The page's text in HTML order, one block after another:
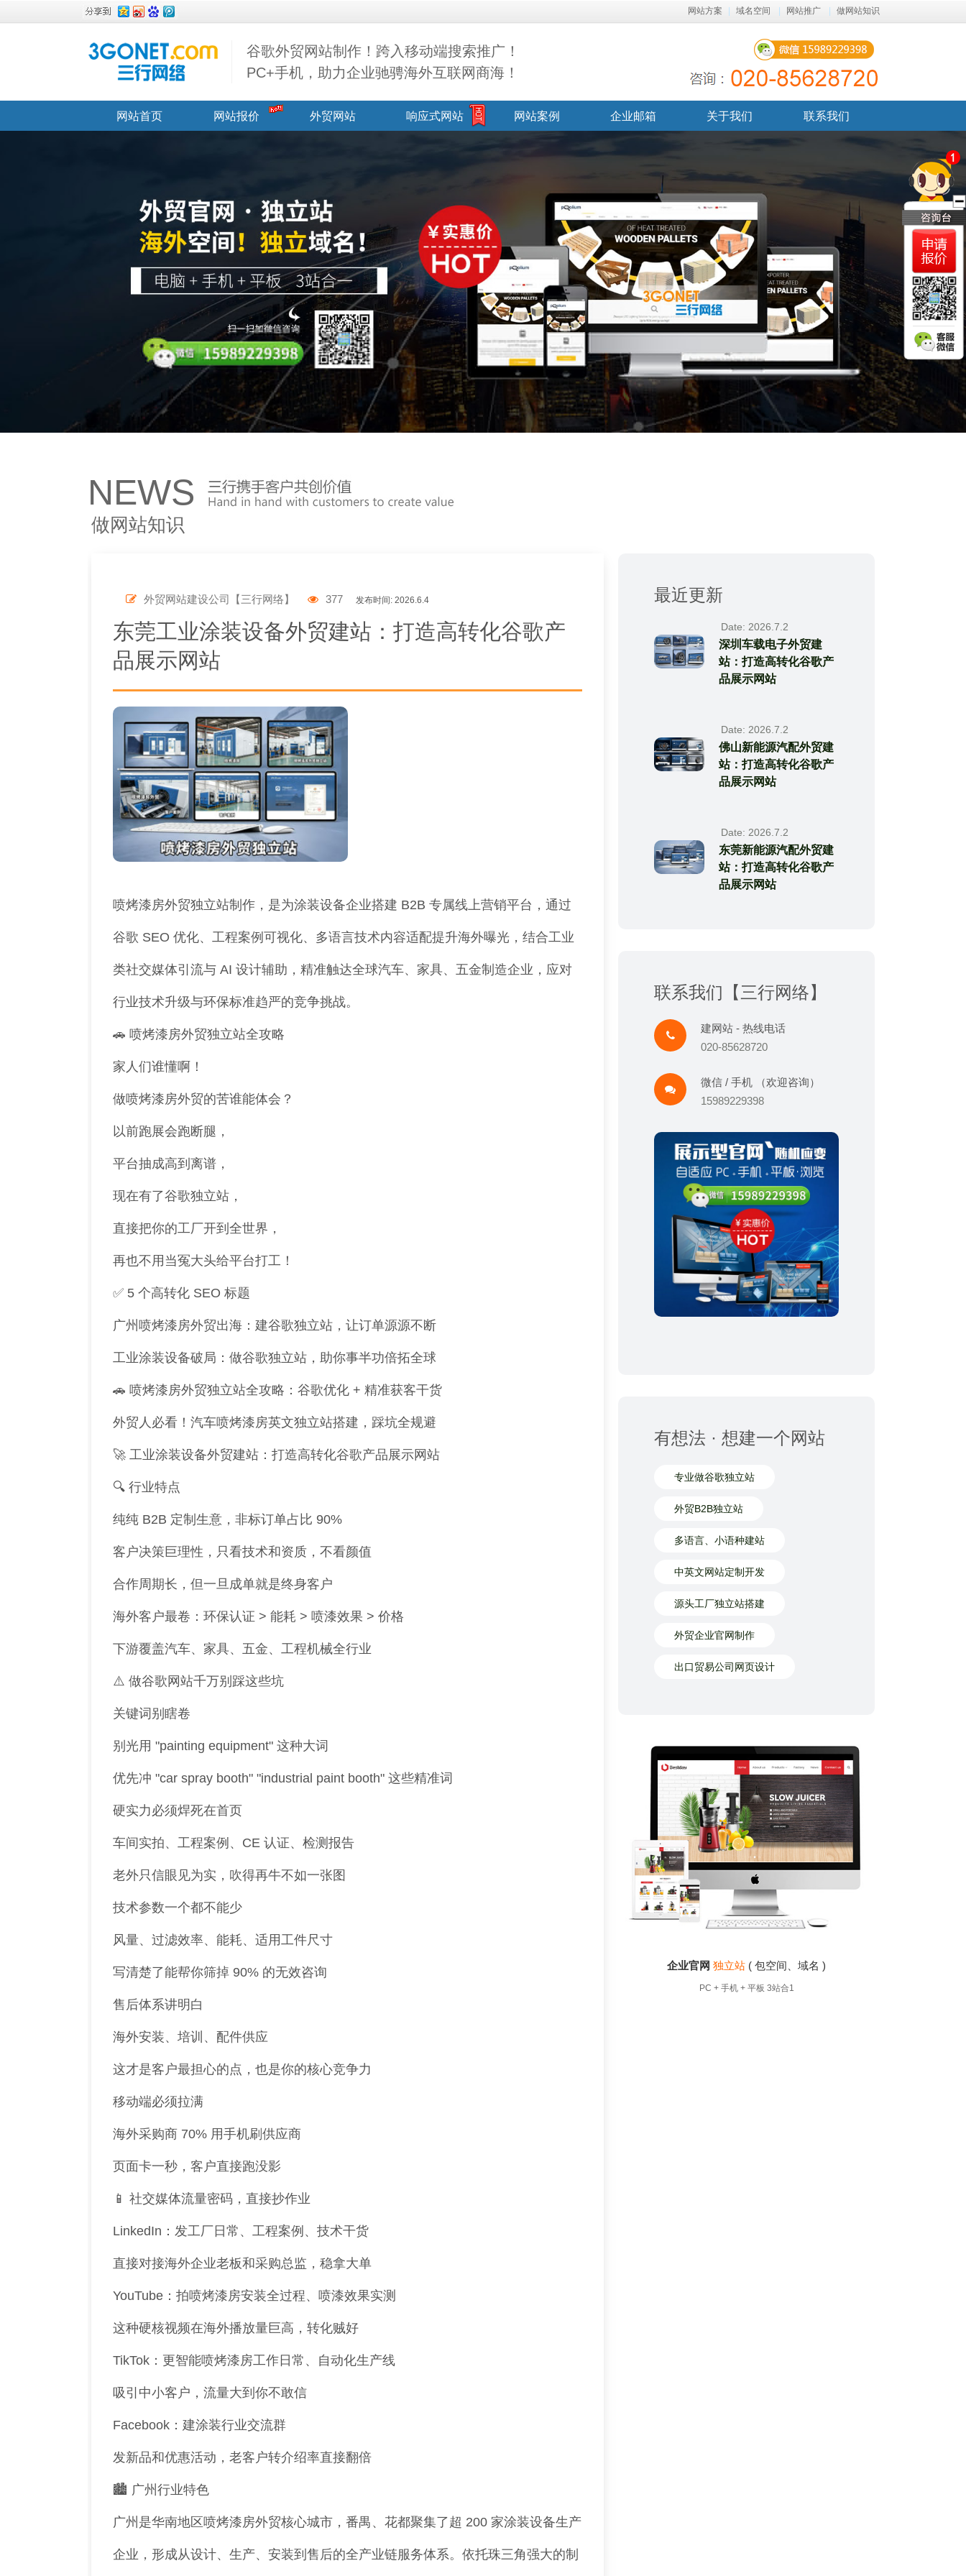
做网站知识
网站推广
域名空间
网站方案
谷歌外贸网站制作！跨入移动端搜索推广！
PC+手机，助力企业驰骋海外互联网商海！
网站首页 网站报价 外贸网站 响应式网站 网站案例 企业邮箱 关于我们 联系我们
NEWS
做网站知识
外贸网站建设公司【三行网络】 377 发布时间: 2026.6.4
东莞工业涂装设备外贸建站：打造高转化谷歌产
品展示网站
喷烤漆房外贸独立站制作，是为涂装设备企业搭建 B2B 专属线上营销平台，通过
谷歌 SEO 优化、工程案例可视化、多语言技术内容适配提升海外曝光，结合工业
类社交媒体引流与 AI 设计辅助，精准触达全球汽车、家具、五金制造企业，应对
行业技术升级与环保标准趋严的竞争挑战。
🚗 喷烤漆房外贸独立站全攻略
家人们谁懂啊！
做喷烤漆房外贸的苦谁能体会？
以前跑展会跑断腿，
平台抽成高到离谱，
现在有了谷歌独立站，
直接把你的工厂开到全世界，
再也不用当冤大头给平台打工！
✅ 5 个高转化 SEO 标题
广州喷烤漆房外贸出海：建谷歌独立站，让订单源源不断
工业涂装设备破局：做谷歌独立站，助你事半功倍拓全球
🚗 喷烤漆房外贸独立站全攻略：谷歌优化 + 精准获客干货
外贸人必看！汽车喷烤漆房英文独立站搭建，踩坑全规避
🚀 工业涂装设备外贸建站：打造高转化谷歌产品展示网站
🔍 行业特点
纯纯 B2B 定制生意，非标订单占比 90%
客户决策巨理性，只看技术和资质，不看颜值
合作周期长，但一旦成单就是终身客户
海外客户最卷：环保认证 > 能耗 > 喷漆效果 > 价格
下游覆盖汽车、家具、五金、工程机械全行业
⚠️ 做谷歌网站千万别踩这些坑
关键词别瞎卷
别光用 "painting equipment" 这种大词
优先冲 "car spray booth" "industrial paint booth" 这些精准词
硬实力必须焊死在首页
车间实拍、工程案例、CE 认证、检测报告
老外只信眼见为实，吹得再牛不如一张图
技术参数一个都不能少
风量、过滤效率、能耗、适用工件尺寸
写清楚了能帮你筛掉 90% 的无效咨询
售后体系讲明白
海外安装、培训、配件供应
这才是客户最担心的点，也是你的核心竞争力
移动端必须拉满
海外采购商 70% 用手机刷供应商
页面卡一秒，客户直接跑没影
📱 社交媒体流量密码，直接抄作业
LinkedIn：发工厂日常、工程案例、技术干货
直接对接海外企业老板和采购总监，稳拿大单
YouTube：拍喷烤漆房安装全过程、喷漆效果实测
这种硬核视频在海外播放量巨高，转化贼好
TikTok：更智能喷烤漆房工作日常、自动化生产线
吸引中小客户，流量大到你不敢信
Facebook：建涂装行业交流群
发新品和优惠活动，老客户转介绍率直接翻倍
🏙️ 广州行业特色
广州是华南地区喷烤漆房外贸核心城市，番禺、花都聚集了超 200 家涂装设备生产
企业，形成从设计、生产、安装到售后的全产业链服务体系。依托珠三角强大的制
最近更新
Date: 2026.7.2
深圳车载电子外贸建
站：打造高转化谷歌产
品展示网站
Date: 2026.7.2
佛山新能源汽配外贸建
站：打造高转化谷歌产
品展示网站
Date: 2026.7.2
东莞新能源汽配外贸建
站：打造高转化谷歌产
品展示网站
联系我们【三行网络】
建网站 - 热线电话
020-85628720
微信 / 手机 （欢迎咨询）
15989229398
有想法 · 想建一个网站
专业做谷歌独立站
外贸B2B独立站
多语言、小语种建站
中英文网站定制开发
源头工厂独立站搭建
外贸企业官网制作
出口贸易公司网页设计
企业官网 独立站 ( 包空间、域名 ) 企业官网 独立站 ( 包空间、域名 )
PC + 手机 + 平板 3站合1